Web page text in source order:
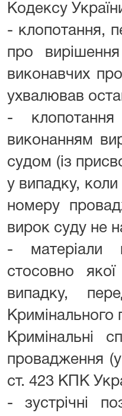
Кодексу
- клопотання,
про
виконавчих
ухвалював
-
виконанням
судом (із
у випадку,
номеру
вирок суду не
- матеріали
стосовно
випадку,
Кримінального
Кримінальні
провадження
ст. 423 КПК
- зустрічні